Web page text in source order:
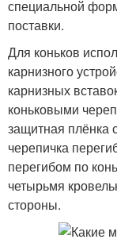
специальной
поставки.
Для коньков
карнизного
карнизных
коньковыми
защитная плёнка
черепичка
перегибом по
четырьмя
стороны.